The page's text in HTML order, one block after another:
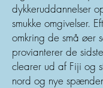
dykkeruddannelser
smukke omgivelser.
omkring de små øer
provianterer de
clearer ud af Fiji og
nord og nye